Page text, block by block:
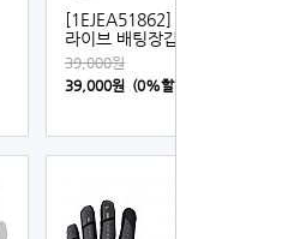
[1EJEA51862] 미즈노 윌드
라이브 배팅장갑 (적색)
39,000원
39,000원 (0%할인)